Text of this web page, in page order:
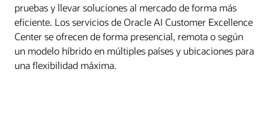
pruebas y llevar soluciones al mercado de forma más
eficiente. Los servicios de Oracle AI Customer Excellence
Center se ofrecen de forma presencial, remota o según
un modelo híbrido en múltiples países y ubicaciones para
una flexibilidad máxima.